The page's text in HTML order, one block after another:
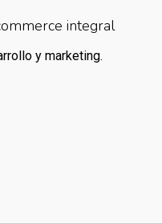
integral
y marketing.